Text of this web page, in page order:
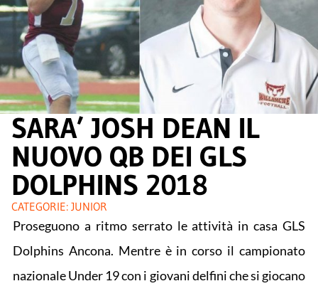
SARA’ JOSH DEAN IL
NUOVO QB DEI GLS
DOLPHINS 2018
CATEGORIE: JUNIOR
Proseguono a ritmo serrato le attività in casa GLS
Dolphins Ancona. Mentre è in corso il campionato
nazionale Under 19 con i giovani delfini che si giocano